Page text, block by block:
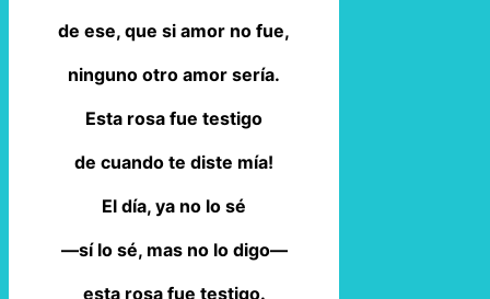
de ese, que si amor no fue,
ninguno otro amor sería.
Esta rosa fue testigo
de cuando te diste mía!
El día, ya no lo sé
—sí lo sé, mas no lo digo—
esta rosa fue testigo.